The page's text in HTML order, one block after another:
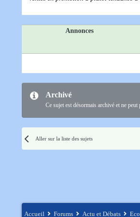
Annonces
Archivé
Ce sujet est désormais archivé et ne
Aller sur la liste des sujets
Accueil Forums Actu et Débats